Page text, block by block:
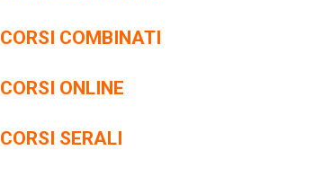
CORSI COMBINATI
CORSI ONLINE
CORSI SERALI